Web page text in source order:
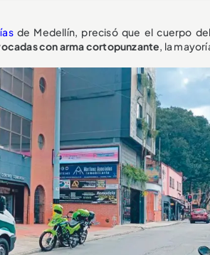
de Medellín, precisó que el cuerpo
con arma cortopunzante, la